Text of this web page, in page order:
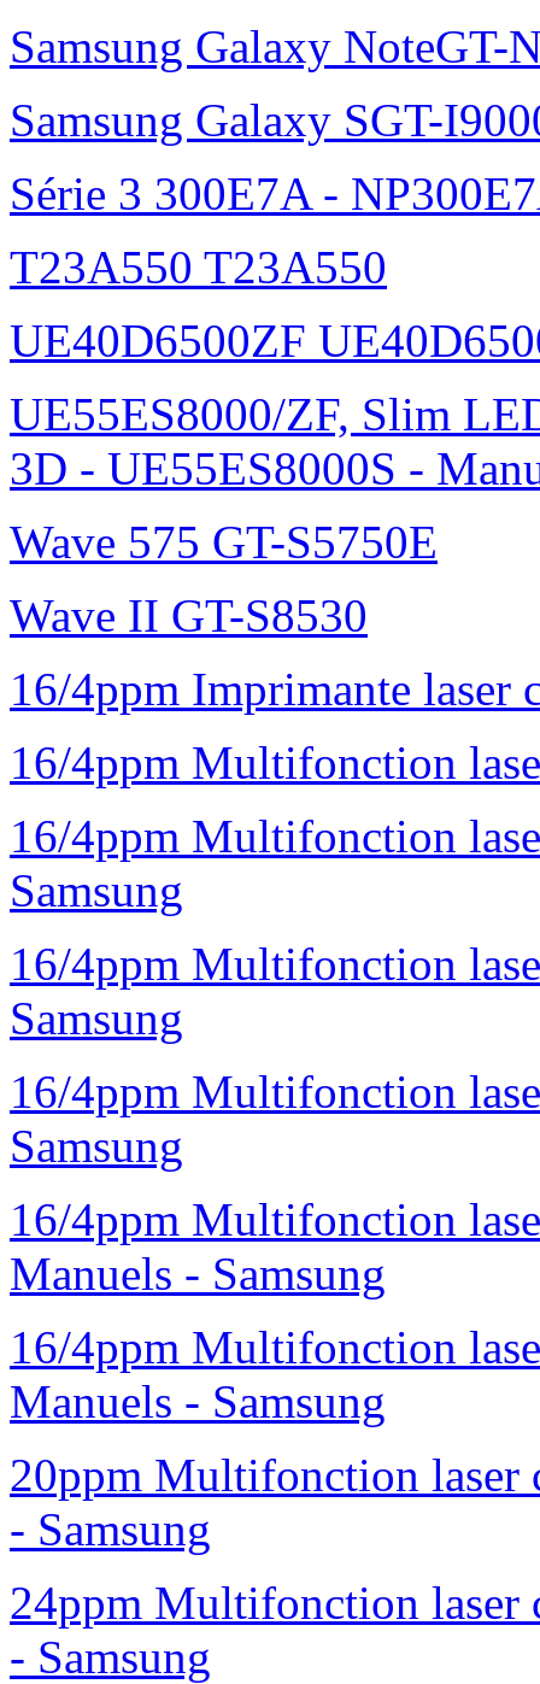
Samsung Galaxy NoteGT-
Samsung Galaxy SGT-
Série 3 300E7A -
T23A550 T23A550
UE40D6500ZF
UE55ES8000/ZF, Slim
3D - UE55ES8000S -
Wave 575 GT-S5750E
Wave II GT-S8530
16/4ppm Imprimante laser
16/4ppm Multifonction
16/4ppm Multifonction
Samsung
16/4ppm Multifonction
Samsung
16/4ppm Multifonction
Samsung
16/4ppm Multifonction
Manuels - Samsung
16/4ppm Multifonction
Manuels - Samsung
20ppm Multifonction
- Samsung
24ppm Multifonction
- Samsung